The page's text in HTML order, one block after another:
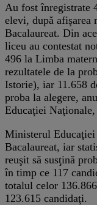
Au fost înregistrate
elevi, după afişarea
Bacalaureat. Din
liceu au contestat
496 la Limba
rezultatele de la
Istorie), iar 11.658
proba la alegere,
Educaţiei
Ministerul
Bacalaureat, iar
reuşit să susţină
în timp ce 117
totalul celor
123.615 candidaţi.